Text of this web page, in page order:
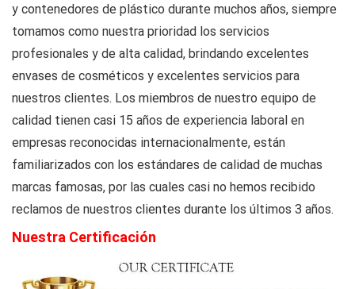
y contenedores de plástico durante muchos años, siempre
tomamos como nuestra prioridad los servicios
profesionales y de alta calidad, brindando excelentes
envases de cosméticos y excelentes servicios para
nuestros clientes. Los miembros de nuestro equipo de
calidad tienen casi 15 años de experiencia laboral en
empresas reconocidas internacionalmente, están
familiarizados con los estándares de calidad de muchas
marcas famosas, por las cuales casi no hemos recibido
reclamos de nuestros clientes durante los últimos 3 años.
Nuestra Certificación